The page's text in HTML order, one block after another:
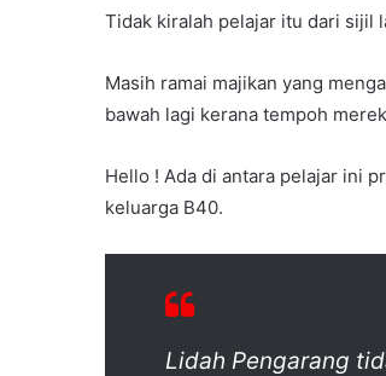
Tidak kiralah pelajar itu dari sijil
Masih ramai majikan yang
bawah lagi kerana tempoh
Hello ! Ada di antara pelajar ini
keluarga B40.
Lidah Pengarang